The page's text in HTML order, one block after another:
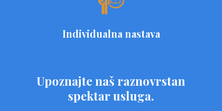
Individualna nastava
Upoznajte naš raznovrstan
spektar usluga.